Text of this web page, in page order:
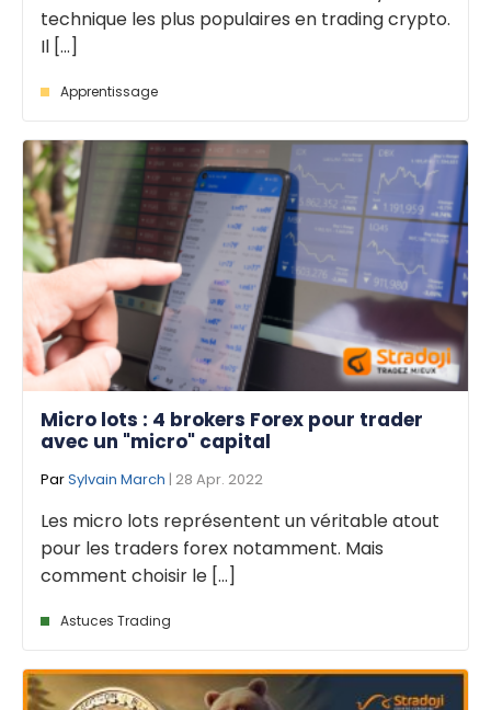
technique les plus populaires en trading crypto.
Il [...]
Apprentissage
Micro lots : 4 brokers Forex pour trader
avec un "micro" capital
ParSylvain March | 28 Apr. 2022
Les micro lots représentent un véritable atout
pour les traders forex notamment. Mais
comment choisir le [...]
Astuces Trading